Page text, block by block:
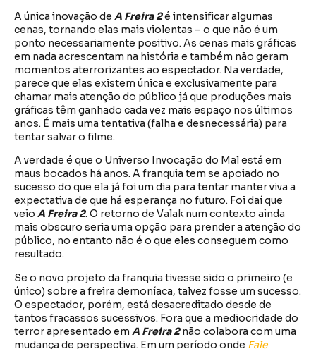
A única inovação de A Freira 2é intensificar algumas
cenas, tornando elas mais violentas – o que não é um
ponto necessariamente positivo. As cenas mais gráficas
em nada acrescentam na história e também não geram
momentos aterrorizantes ao espectador. Na verdade,
parece que elas existem única e exclusivamente para
chamar mais atenção do público já que produções mais
gráficas têm ganhado cada vez mais espaço nos últimos
anos. É mais uma tentativa (falha e desnecessária) para
tentar salvar o filme.
A verdade é que o Universo Invocação do Mal está em
maus bocados há anos. A franquia tem se apoiado no
sucesso do que ela já foi um dia para tentar manter viva a
expectativa de que há esperança no futuro. Foi daí que
veio A Freira 2. O retorno de Valak num contexto ainda
mais obscuro seria uma opção para prender a atenção do
público, no entanto não é o que eles conseguem como
resultado.
Se o novo projeto da franquia tivesse sido o primeiro (e
único) sobre a freira demoníaca, talvez fosse um sucesso.
O espectador, porém, está desacreditado desde de
tantos fracassos sucessivos. Fora que a mediocridade do
terror apresentado em A Freira 2não colabora com uma
mudança de perspectiva. Em um período onde Fale